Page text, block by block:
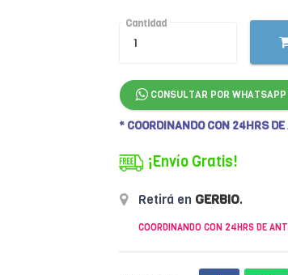
Cantidad
CONSULTAR POR WHATSAPP
* COORDINANDO CON 24HRS
¡Envío Gratis!
Retirá en GERBIO.
COORDINANDO CON 24HRS DE